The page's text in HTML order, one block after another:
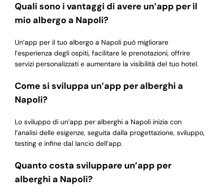
Quali sono i vantaggi di avere un’app per il
mio albergo a Napoli?
Un’app per il tuo albergo a Napoli può migliorare
l’esperienza degli ospiti, facilitare le prenotazioni, offrire
servizi personalizzati e aumentare la visibilità del tuo hotel.
Come si sviluppa un’app per alberghi a
Napoli?
Lo sviluppo di un’app per alberghi a Napoli inizia con
l’analisi delle esigenze, seguita dalla progettazione, sviluppo,
testing e infine dal lancio dell’app.
Quanto costa sviluppare un’app per
alberghi a Napoli?